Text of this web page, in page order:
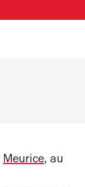
Meurice, au